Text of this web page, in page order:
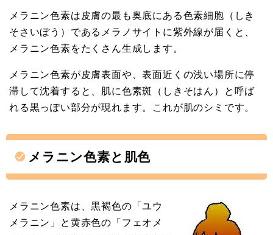
メラニン色素は皮膚の最も奥底にある色素細胞（しき
そさいぼう）であるメラノサイトに紫外線が届くと、
メラニン色素をたくさん生成します。
メラニン色素が皮膚表面や、表面近くの浅い場所に停
滞して沈着すると、肌に色素斑（しきそはん）と呼ば
れる黒っぽい部分が現れます。これが肌のシミです。
メラニン色素と肌色
メラニン色素は、黒褐色の「ユウ
メラニン」と黄赤色の「フェオメ